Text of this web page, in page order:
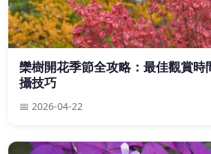
欒樹開花季節全攻略：最佳觀賞時
攝技巧
📅 2026-04-22